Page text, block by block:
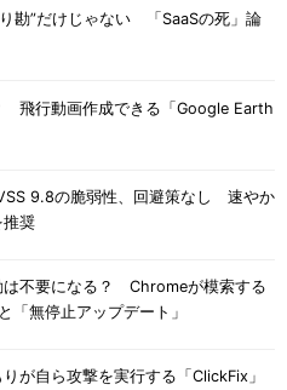
勘”だけじゃない 「SaaSの死」論
飛行動画作成できる「Google Earth
9.8の脆弱性、回避策なし 速やか
推奨
は不要になる？ Chromeが模索する
「無停止アップデート」
が自ら攻撃を実行する「ClickFix」